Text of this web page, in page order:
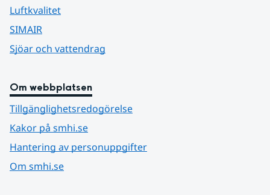
Luftkvalitet
SIMAIR
Sjöar och vattendrag
Om webbplatsen
Tillgänglighetsredogörelse
Kakor på smhi.se
Hantering av personuppgifter
Om smhi.se